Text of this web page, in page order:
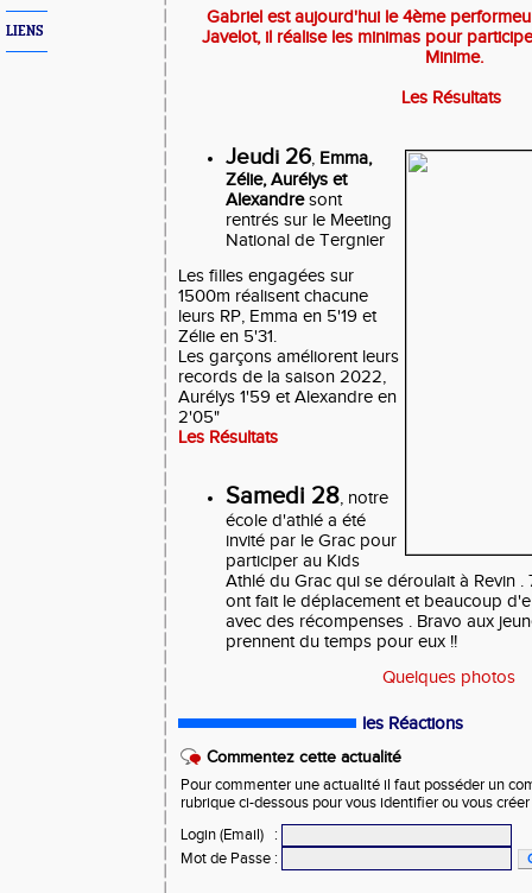
LIENS
Gabriel est aujourd'hui le 4ème
Javelot, il réalise les minimas pour
Minime.
Les Résultats
Jeudi 26, Emma,
Zélie, Aurélys et
Alexandresont
rentrés sur le Meeting
National de Tergnier
Les filles engagées sur
1500m réalisent chacune
leurs RP, Emma en 5'19 et
Zélie en 5'31.
Les garçons améliorent leurs
records de la saison 2022,
Aurélys 1'59 et Alexandre en
2'05"
Les Résultats
Samedi 28, notre
école d'athlé a été
invité par le Grac pour
participer au Kids
Athlé du Grac qui se déroulait à Revin .
ont fait le déplacement et beaucoup
avec des récompenses . Bravo aux
prennent du temps pour eux !!
Quelques photos
les Réactions
Commentez cette actualité
Pour commenter une actualité il faut posséder un
rubrique ci-dessous pour vous identifier ou vous
Login (Email)
:
Mot de Passe :